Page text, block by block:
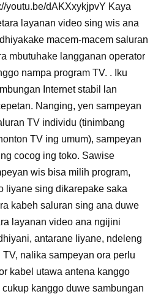
youtu.be/dAKXxykjpvY Kaya
layanan video sing wis ana
macem-macem saluran
mbutuhake langganan operator
nampa program TV. . Iku
Internet stabil lan
Nanging, yen sampeyan
TV individu (tinimbang
TV ing umum), sampeyan
cocog ing toko. Sawise
wis bisa milih program,
liyane sing dikarepake saka
kabeh saluran sing ana duwe
layanan video ana ngijini
antarane liyane, ndeleng
nalika sampeyan ora perlu
kabel utawa antena kanggo
kanggo duwe sambungan